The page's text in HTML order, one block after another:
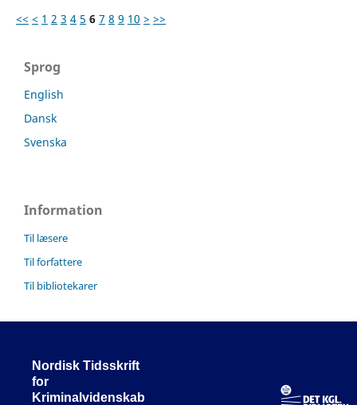
<< < 1 2 3 4 5 6 7 8 9 10 > >>
Sprog
English
Dansk
Svenska
Information
Til læsere
Til forfattere
Til bibliotekarer
Nordisk Tidsskrift
for
Kriminalvidenskab